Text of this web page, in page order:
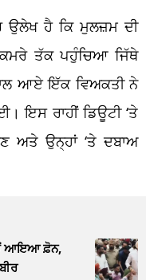
ਹੈ ਕਿ ਮੁਲਜ਼ਮ ਦੀ
ਤੱਕ ਪਹੁੰਚਿਆ ਜਿੱਥੇ
ਆਏ ਇੱਕ ਵਿਅਕਤੀ ਨੇ
ਇਸ ਰਾਹੀਂ ਡਿਊਟੀ ‘ਤੇ
ਅਤੇ ਉਨ੍ਹਾਂ ‘ਤੇ ਦਬਾਅ
ਤੋਂ ਆਇਆ ਫ਼ੋਨ,